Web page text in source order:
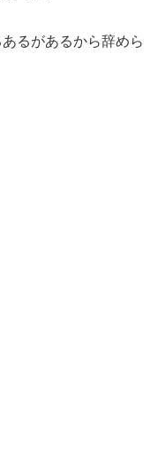
るがあるから辞めら